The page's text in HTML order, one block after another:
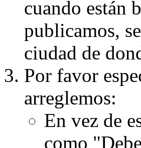
cuando están
publicamos,
ciudad de
Por favor
arreglemos:
En vez de
como